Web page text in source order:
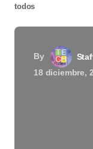
todos
By
18 diciembre,